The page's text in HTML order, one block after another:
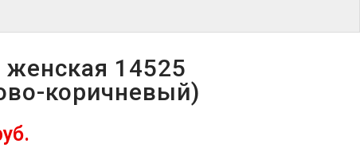
14525
коричневый)